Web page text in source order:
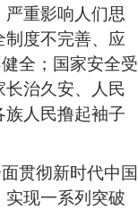
重影响人们思
度不完善、应
全；国家安全受
治久安、人民
人民撸起袖子
贯彻新时代中国
现一系列突破